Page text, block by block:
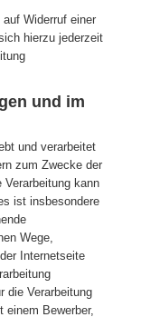
Widerruf einer
hierzu jederzeit
und im
und verarbeitet
zum Zwecke der
kann
ist insbesondere
Wege,
Internetseite
die Verarbeitung
Bewerber,